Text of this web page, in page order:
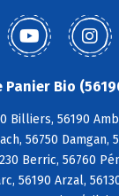
Panier Bio
Billiers, 56190
56750 Damgan,
Berric, 56760
56190 Arzal,